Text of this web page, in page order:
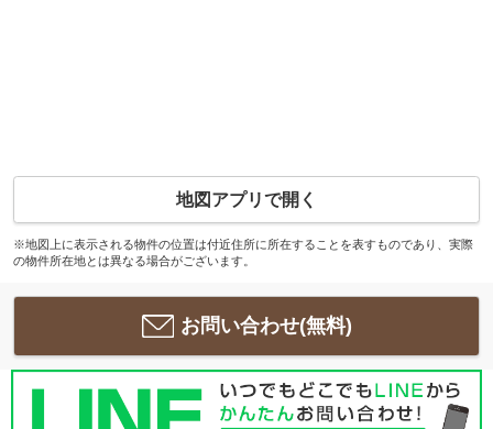
地図アプリで開く
※地図上に表示される物件の位置は付近住所に所在することを表すものであり、実際
の物件所在地とは異なる場合がございます。
お問い合わせ(無料)